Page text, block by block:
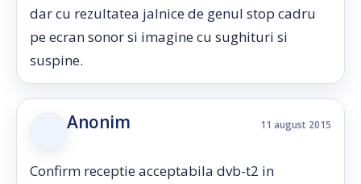
dar cu rezultatea jalnice de genul stop cadru
pe ecran sonor si imagine cu sughituri si
suspine.
Anonim 11 august 2015
Confirm receptie acceptabila dvb-t2 in